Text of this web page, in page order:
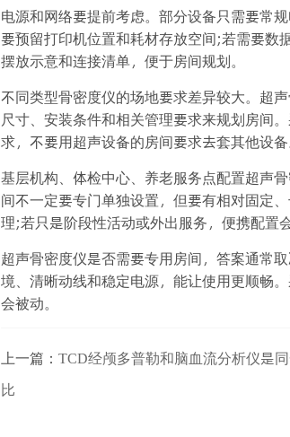
电源和网络要提前考虑。部分设备只需要常
要预留打印机位置和耗材存放空间;若需要数
摆放示意和连接清单，便于房间规划。
不同类型骨密度仪的场地要求差异较大。超
尺寸、安装条件和相关管理要求来规划房间
求，不要用超声设备的房间要求去套其他设备
基层机构、体检中心、养老服务点配置超声
间不一定要专门单独设置，但要有相对固定
理;若只是阶段性活动或外出服务，便携配置会
超声骨密度仪是否需要专用房间，答案通常
境、清晰动线和稳定电源，能让使用更顺畅
会被动。
上一篇： TCD经颅多普勒和脑血流分析仪是
比